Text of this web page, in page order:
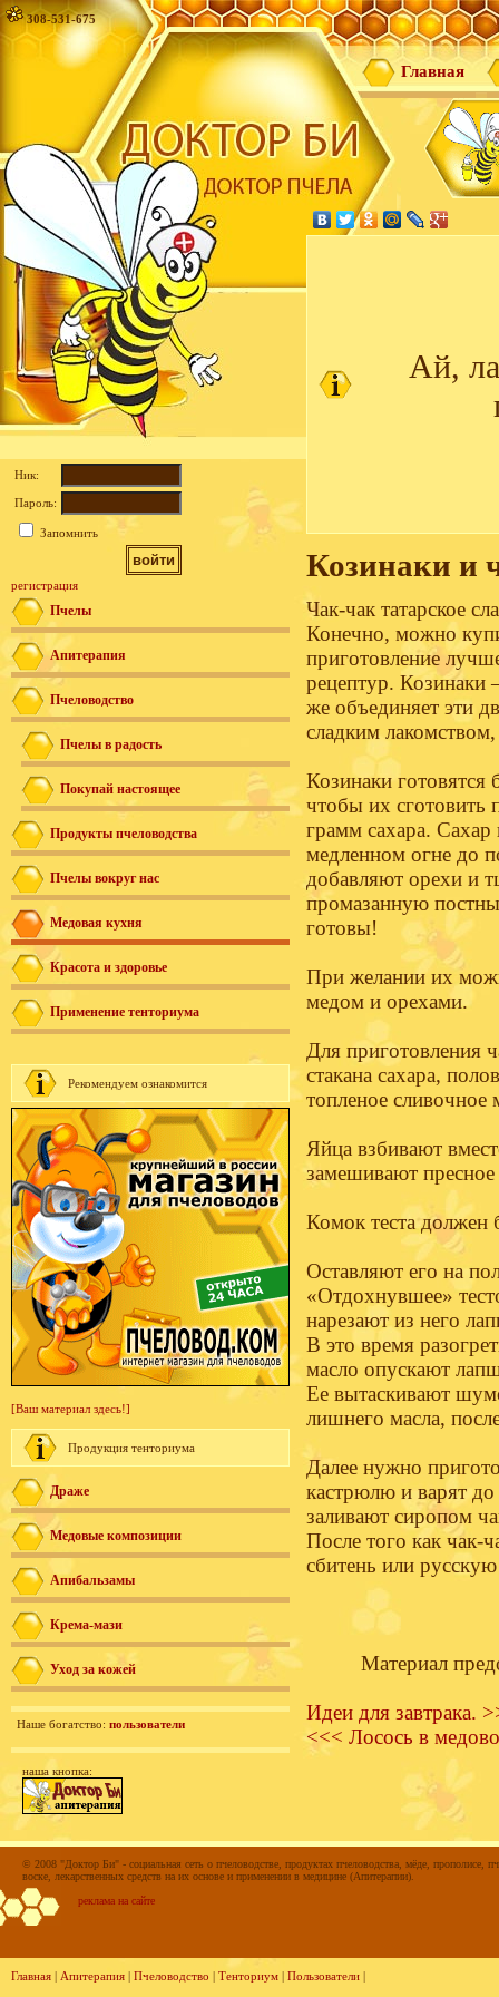
308-531-675
Главная
Ник:
Пароль:
Запомнить
регистрация
Пчелы
Апитерапия
Пчеловодство
Пчелы в радость
Покупай настоящее
Продукты пчеловодства
Пчелы вокруг нас
Медовая кухня
Красота и здоровье
Применение тенториума
Рекомендуем ознакомится
[Ваш материал здесь!]
Продукция тенториума
Драже
Медовые композиции
Апибальзамы
Крема-мази
Уход за кожей
Наше богатство: пользователи
наша кнопка:
Ай,
Козинаки и
Чак-чак татарское
Конечно, можно
приготовление
рецептур. Козинаки
же объединяет эти
сладким
Козинаки готовятся
чтобы их сготовить
грамм сахара.
медленном огне до
добавляют орехи и
промазанную
готовы!
При желании их
медом и орехами.
Для приготовления
стакана сахара,
топленое сливочное
Яйца взбивают
замешивают пресное
Комок теста должен
Оставляют его на
«Отдохнувшее»
нарезают из него
В это время
масло опускают
Ее вытаскивают
лишнего масла,
Далее нужно
кастрюлю и варят
заливают сиропом
После того как чак-
сбитень или
Материал
Идеи для завтрака.
<<< Лосось в
© 2008 "Доктор Би" - социальная сеть о пчеловодстве, продуктах пчеловодства, мёде, прополисе,
воске, лекарственных средств на их основе и применении в медицине (Апитерапии).
реклама на сайте
Главная | Апитерапия | Пчеловодство | Тенториум | Пользователи |